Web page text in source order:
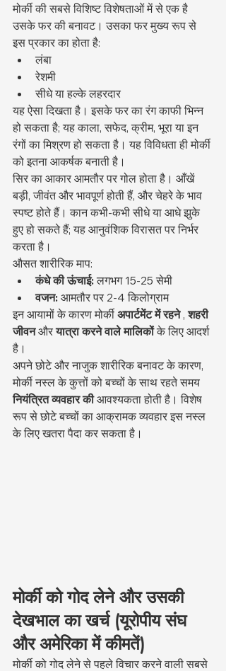
मोर्की की सबसे विशिष्ट विशेषताओं में से एक है
उसके फर की बनावट। उसका फर मुख्य रूप से
इस प्रकार का होता है:
लंबा
रेशमी
सीधे या हल्के लहरदार
यह ऐसा दिखता है। इसके फर का रंग काफी भिन्न
हो सकता है; यह काला, सफेद, क्रीम, भूरा या इन
रंगों का मिश्रण हो सकता है। यह विविधता ही मोर्की
को इतना आकर्षक बनाती है।
सिर का आकार आमतौर पर गोल होता है। आँखें
बड़ी, जीवंत और भावपूर्ण होती हैं, और चेहरे के भाव
स्पष्ट होते हैं। कान कभी-कभी सीधे या आधे झुके
हुए हो सकते हैं; यह आनुवंशिक विरासत पर निर्भर
करता है।
औसत शारीरिक माप:
कंधे की ऊंचाई: लगभग 15-25 सेमी
वजन: आमतौर पर 2-4 किलोग्राम
इन आयामों के कारण मोर्की अपार्टमेंट में रहने , शहरी
जीवन और यात्रा करने वाले मालिकों के लिए आदर्श
है।
अपने छोटे और नाजुक शारीरिक बनावट के कारण,
मोर्की नस्ल के कुत्तों को बच्चों के साथ रहते समय
नियंत्रित व्यवहार की आवश्यकता होती है। विशेष
रूप से छोटे बच्चों का आक्रामक व्यवहार इस नस्ल
के लिए खतरा पैदा कर सकता है।
मोर्की को गोद लेने और उसकी
देखभाल का खर्च (यूरोपीय संघ
और अमेरिका में कीमतें)
मोर्की को गोद लेने से पहले विचार करने वाली सबसे